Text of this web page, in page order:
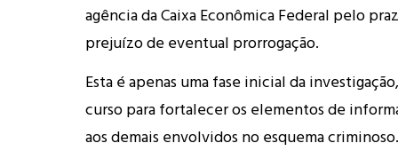
agência da Caixa Econômica Federal pelo
prejuízo de eventual prorrogação.
Esta é apenas uma fase inicial da
curso para fortalecer os elementos de
aos demais envolvidos no esquema criminoso.